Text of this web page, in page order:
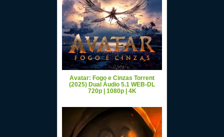
Avatar: Fogo e Cinzas Torrent
(2025) Dual Áudio 5.1 WEB-DL
720p | 1080p | 4K